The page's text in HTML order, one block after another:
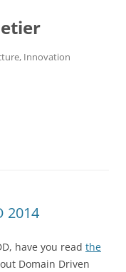
Innovation
2014
have you read the
Domain Driven